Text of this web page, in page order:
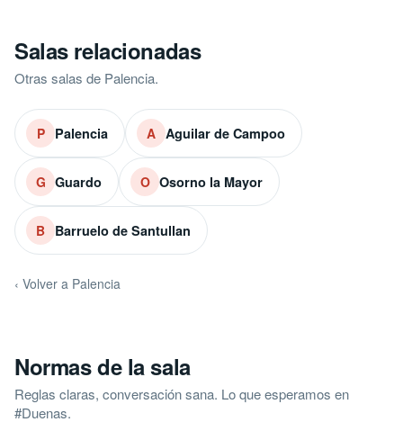
Salas relacionadas
Otras salas de Palencia.
P Palencia A Aguilar de Campoo
G Guardo O Osorno la Mayor
B Barruelo de Santullan
‹ Volver a Palencia
Normas de la sala
Reglas claras, conversación sana. Lo que esperamos en
#Duenas.